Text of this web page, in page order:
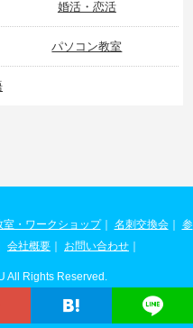
婚活・恋活
パソコン教室
室・ワークショップ｜ 名刺交換会｜ 参
会社概要 お問い合わせ
All Rights Reserved.